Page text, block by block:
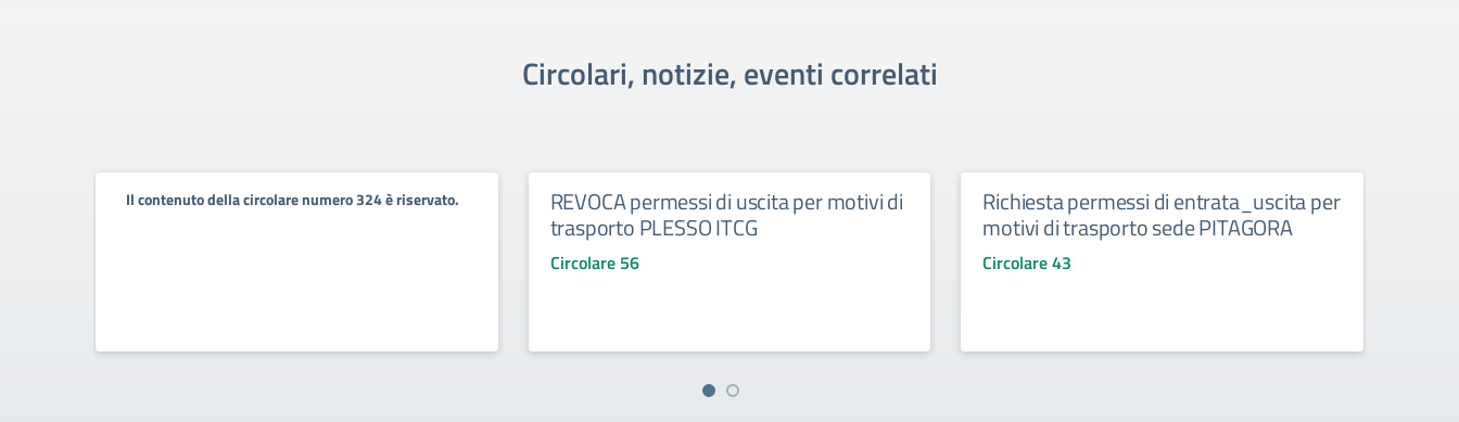
Circolari, notizie, eventi correlati
Il contenuto della circolare numero 324 è riservato. REVOCA permessi di uscita per motivi di
trasporto PLESSO ITCG
Circolare 56
Richiesta permessi di entrata_uscita per
motivi di trasporto sede PITAGORA
Circolare 43